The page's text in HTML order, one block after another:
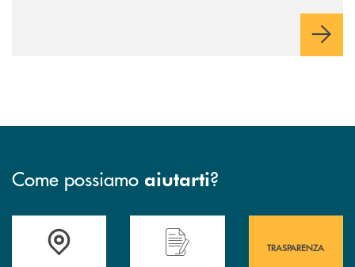
Come possiamo aiutarti?
Accedi all' elenco completo&nbsp; delle&nbsp; filiali&nbsp; di Banca
Hai bisogno di assistenza immediata?
TRASPARENZA